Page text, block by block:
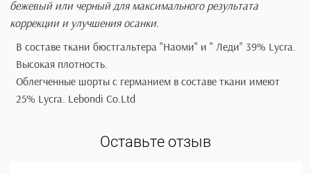
Единый бесшовный крой, и различная плотность ткани
обеспечивают оптимальную компрессию на разные
тела:
подчеркивается линия талии
убирается живот
уменьшается окружность бедер и верхней части